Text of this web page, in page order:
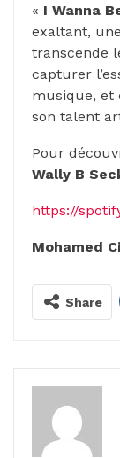
« I Wanna
exaltant,
transcende
capturer
musique, et
son talent
Pour
Wally B
https://
Mohamed
Share